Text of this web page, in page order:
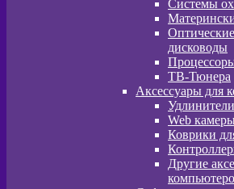
Системы
дисководы
ТВ-Тюнера
Аксессуары для
Web
Коврики
Другие